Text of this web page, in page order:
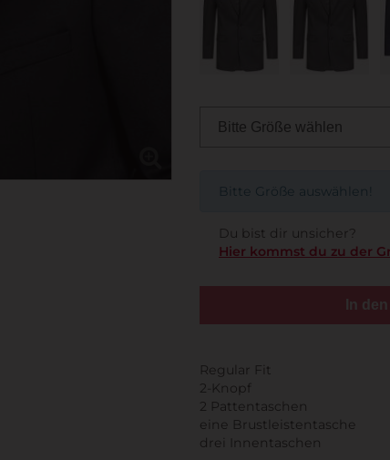
Bitte Größe auswählen!
Du bist dir unsicher?
Hier kommst du zu der
In
Regular Fit
2-Knopf
2 Pattentaschen
eine Brustleistentasche
drei Innentaschen